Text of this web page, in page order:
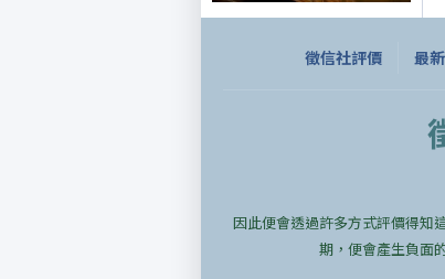
徵信社評價 最
因此便會透過許多方式評價得知
期，便會產生負面